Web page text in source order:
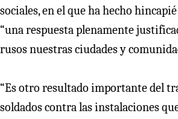
sociales, en el que ha hecho
“una respuesta plenamente
rusos nuestras ciudades y
“Es otro resultado importante del
soldados contra las instalaciones